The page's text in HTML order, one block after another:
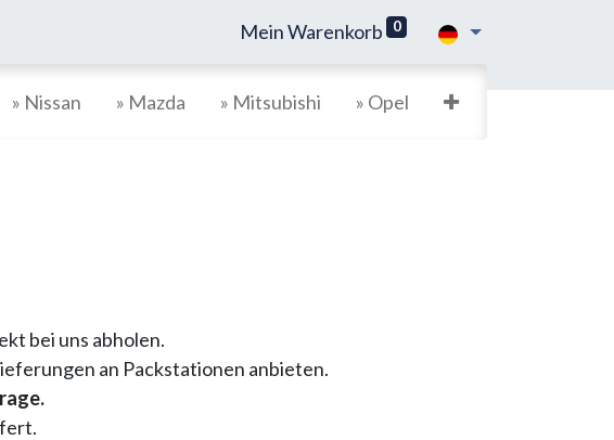
Mein Warenkorb 0
» Nissan » Mazda » Mitsubishi » Opel
bei uns abholen.
an Packstationen anbieten.